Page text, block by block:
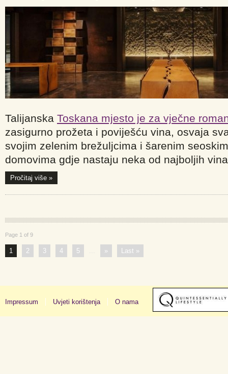
Talijanska Toskana mjesto je za vječne
zasigurno prožeta i poviješću vina, osvaja
svojim zelenim brežuljcima i šarenim
domovima gdje nastaju neka od najboljih
Pročitaj više »
Page 1 of 9
1 2 3 4 5 ... » Last »
Impressum Uvjeti korištenja O nama